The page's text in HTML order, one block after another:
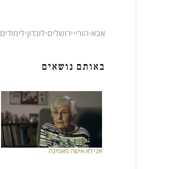
אבא⋅הורי⋅ירושלים⋅לונדון⋅לימודים
באותם נושאים
אני לא אישה מאמינה